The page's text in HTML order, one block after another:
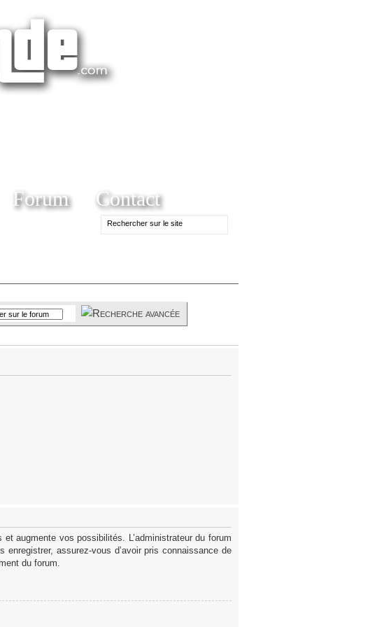
Forum Contact
augmente vos possibilités. L’administrateur du forum
assurez-vous d’avoir pris connaissance de
du forum.